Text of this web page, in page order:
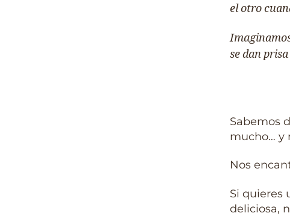
el otro
se dan
Sabemos
mucho… y
Nos
Si quieres
deliciosa,